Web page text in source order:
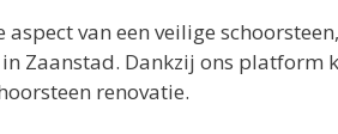
van een veilige
Zaanstad. Dankzij ons platform
renovatie.